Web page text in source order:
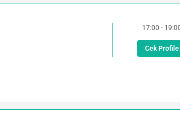
17:00 -
Cek Profile